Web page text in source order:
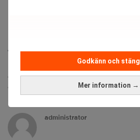
Mer information →
Godkänn och stäng
TT
Läs mer från Realtid - vårt nyhetsbrev
är kostnadsfritt:
administrator